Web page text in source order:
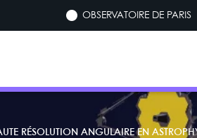
OBSERVATOIRE DE PARIS
RÉSOLUTION ANGULAIRE EN